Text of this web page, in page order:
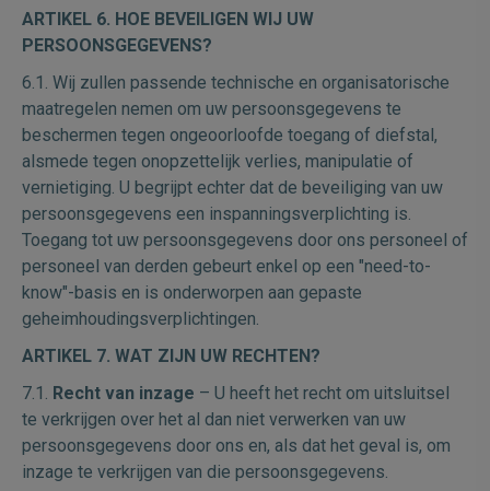
ARTIKEL 6. HOE BEVEILIGEN WIJ UW
PERSOONSGEGEVENS?
6.1. Wij zullen passende technische en organisatorische
maatregelen nemen om uw persoonsgegevens te
beschermen tegen ongeoorloofde toegang of diefstal,
alsmede tegen onopzettelijk verlies, manipulatie of
vernietiging. U begrijpt echter dat de beveiliging van uw
persoonsgegevens een inspanningsverplichting is.
Toegang tot uw persoonsgegevens door ons personeel of
personeel van derden gebeurt enkel op een "need-to-
know"-basis en is onderworpen aan gepaste
geheimhoudingsverplichtingen.
ARTIKEL 7. WAT ZIJN UW RECHTEN?
7.1. Recht van inzage – U heeft het recht om uitsluitsel
te verkrijgen over het al dan niet verwerken van uw
persoonsgegevens door ons en, als dat het geval is, om
inzage te verkrijgen van die persoonsgegevens.